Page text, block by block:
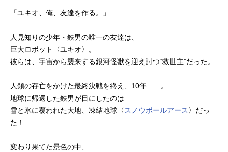
「ユキオ、俺、友達を作る。」
人見知りの少年・鉄男の唯一の友達は、
巨大ロボット〈ユキオ〉。
彼らは、宇宙から襲来する銀河怪獣を迎え討つ“救世主”だった。
人類の存亡をかけた最終決戦を終え、10年……。
地球に帰還した鉄男が目にしたのは
雪と氷に覆われた大地、凍結地球〈 スノウボールアース 〉だっ
た！
変わり果てた景色の中、